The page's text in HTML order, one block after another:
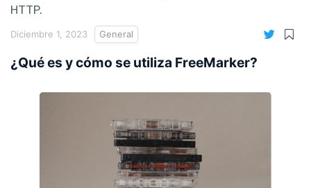
HTTP.
Diciembre 1, 2023 General
¿Qué es y cómo se utiliza FreeMarker?